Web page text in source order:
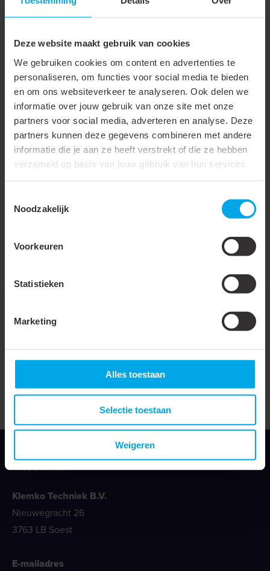
Deze website maakt gebruik van cookies
We gebruiken cookies om content en advertenties te
personaliseren, om functies voor social media te bieden
en om ons websiteverkeer te analyseren. Ook delen we
informatie over jouw gebruik van onze site met onze
partners voor social media, adverteren en analyse. Deze
partners kunnen deze gegevens combineren met andere
informatie die je aan ze heeft verstrekt of die ze hebben
verzameld op basis van jouw gebruik van hun services.
Noodzakelijk
Voorkeuren
Statistieken
Marketing
Alles toestaan
Selectie toestaan
Weigeren
Met uitwendige spiraal
Wanddikte
0.1 mm
Max. werkdruk bij 20°C
0.0003 bar
Vacuümbestendigheid bij
20 °C
100 %
Mediumtemperatuur
(continu)
-25 - 60 °C
Aantal inlagen
Klemko Techniek B.V.
Nieuwegracht 26
3763 LB Soest
E-mailadres